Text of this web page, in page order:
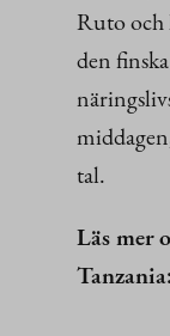
Ruto och
den
tal.
Läs mer
Tanzania: